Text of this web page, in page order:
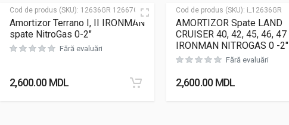
Cod de produs (SKU): 12636GR 12667GR
Amortizor Terrano I, II IRONMAN
spate NitroGas 0-2″
Fără evaluări
2,600.00MDL
Cod de produs (SKU): i_12636GR
AMORTIZOR Spate LAND
CRUISER 40, 42, 45, 46, 47
IRONMAN NITROGAS 0 -2″
Fără evaluări
2,600.00MDL